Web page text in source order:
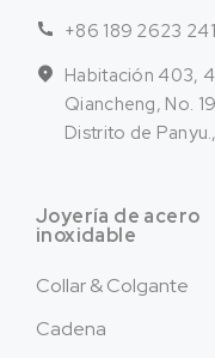
+86 189 2623
Habitación 403,
Qiancheng, No.
Distrito de
Joyería de acero
inoxidable
Collar & Colgante
Cadena